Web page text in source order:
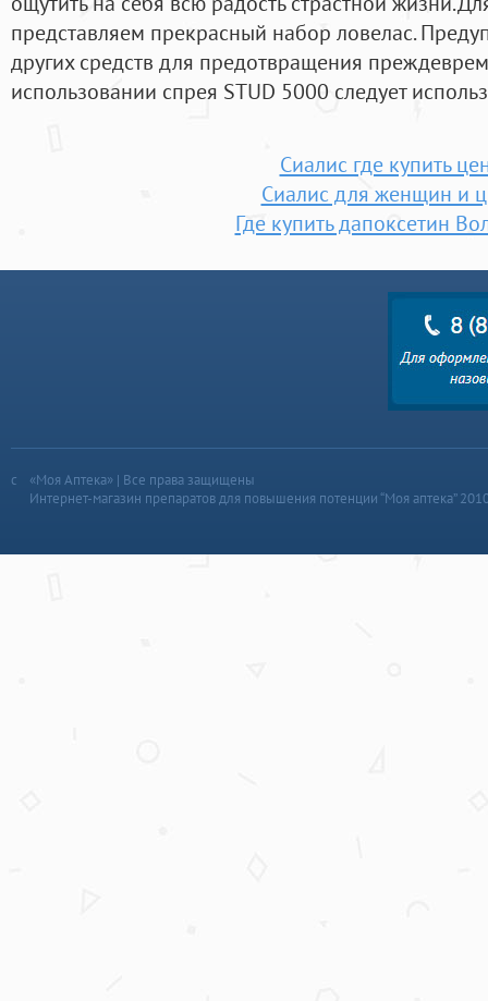
представляем прекрасный набор ловелас.
других средств для предотвращения
использовании спрея STUD 5000 следует
Сиалис где купить
Сиалис для женщин и
Где купить дапоксетин
«Моя Аптека» | Все права защищены
Интернет-магазин препаратов для повышения потенции “Моя аптека”